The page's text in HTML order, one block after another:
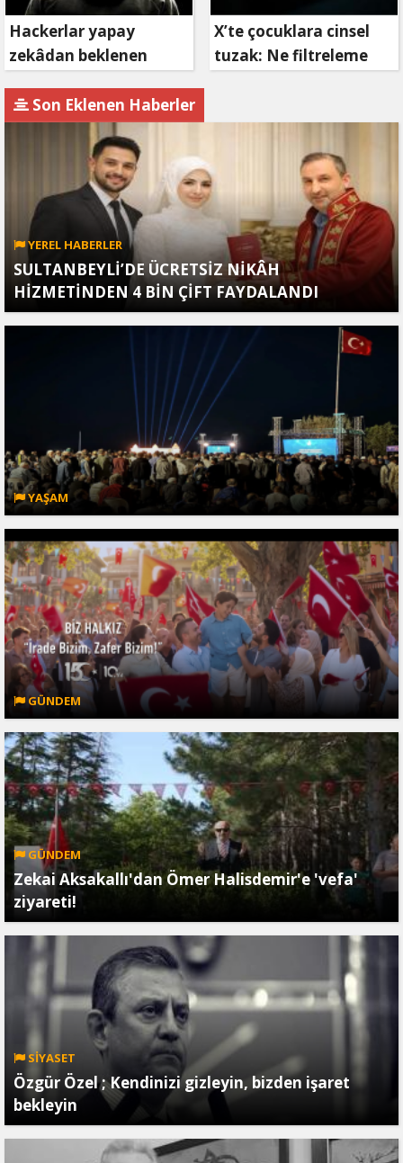
Hackerlar yapay
zekâdan beklenen
X’te çocuklara cinsel
tuzak: Ne filtreleme
Son Eklenen Haberler
YEREL HABERLER
SULTANBEYLİ’DE ÜCRETSİZ NİKÂH
HİZMETİNDEN 4 BİN ÇİFT FAYDALANDI
YAŞAM
GÜNDEM
GÜNDEM
Zekai Aksakallı'dan Ömer Halisdemir'e 'vefa'
ziyareti!
SİYASET
Özgür Özel ; Kendinizi gizleyin, bizden işaret
bekleyin